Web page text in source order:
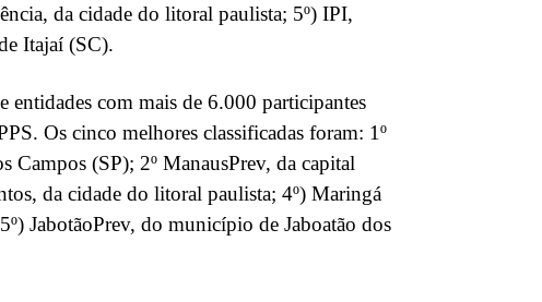
da cidade do litoral paulista; 5º) IPI,
Itajaí (SC).
entidades com mais de 6.000 participantes
Os cinco melhores classificadas foram: 1º
Campos (SP); 2º ManausPrev, da capital
da cidade do litoral paulista; 4º) Maringá
JabotãoPrev, do município de Jaboatão dos